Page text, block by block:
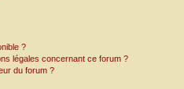
?
légales concernant ce forum ?
du forum ?